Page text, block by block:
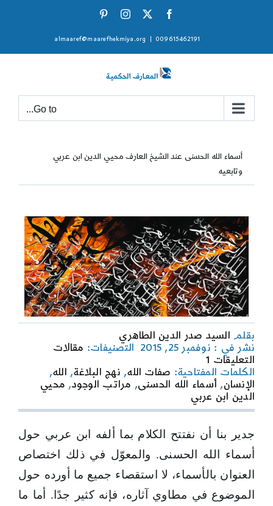
Facebook
X
Instagram
009615462191
almaaref@maarefhekmiya.org
Go to...
أسماء الله الحسنى عند الشيخ العارف محيي الدين ابن عربي
وتابعيه
بقلم السيد صدر الدين الطاهري
نشر في : نوفمبر 25, 2015
التصنيفات: مقالات
التعليقات 1 on
أسماء
الله
الحسنى
عند
العارف
الدين
ابن
عربي
وتابعيه
الكلمات المفتاحية: صفات الله, نهج البلاغة, الله,
الإنسان, أسماء الله الحسنى, مراتب الوجود, محيي
الدين ابن عربي
جدير بنا أن نفتتح الكلام بما ألفه ابن عربي حول
أسماء الله الحسنى. والمعوّل في ذلك اختصاص
العنوان بالأسماء، لا استقصاء جميع ما أورده حول
الموضوع في مطاوي آثاره، فإنه كثير جدًا. أما ما